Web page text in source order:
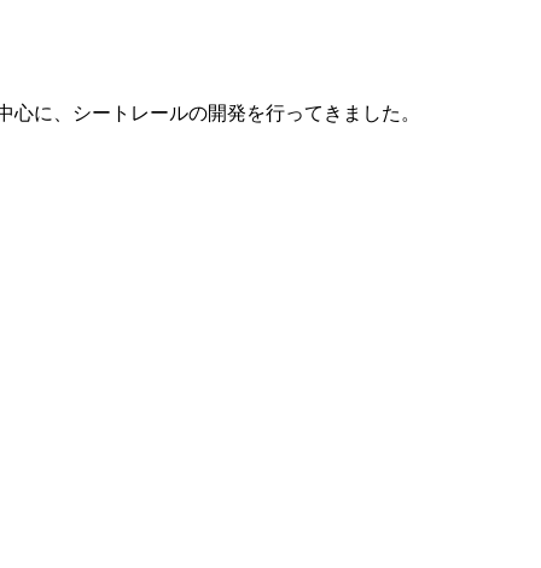
に、シートレールの開発を行ってきました。